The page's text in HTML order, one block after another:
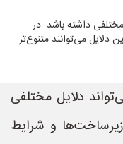
داشته باشد. در
می‌توانند متنوع‌تر
دلایل مختلفی
و شرایط